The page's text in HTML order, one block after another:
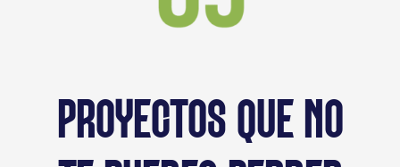
PROYECTOS QUE NO